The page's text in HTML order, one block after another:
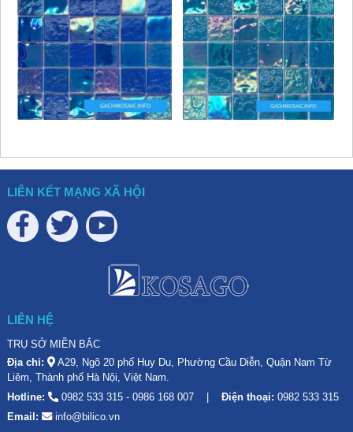
LIÊN KẾT MẠNG XÃ HỘI
LIÊN HỆ
TRỤ SỞ MIỀN BẮC
Địa chỉ:
A29, Ngõ 20 phố Huy Du, Phường Cầu Diễn, Quận Nam Từ
Liêm, Thành phố Hà Nội, Việt Nam.
Hotline:
0982 533 315 - 0986 168 007 Điện thoại: 0982 533 315
Email:
info@bilico.vn